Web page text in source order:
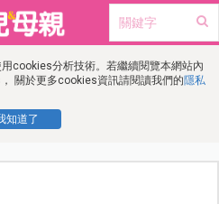
cookies分析技術。若繼續閱覽本網站內
關於更多cookies資訊請閱讀我們的隱私
知道了